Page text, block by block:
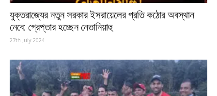
যুক্তরাজ্যের নতুন সরকার ইসরায়েলের প্রতি কঠোর অবস্থান
নেবে: গ্রেপ্তার হচ্ছেন নেতানিয়াহু
27th July 2024